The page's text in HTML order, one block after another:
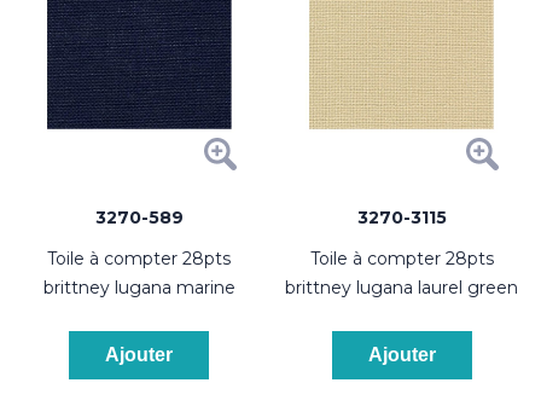
3270-589
toile à compter 28pts
brittney lugana marine
Ajouter
3270-3115
toile à compter 28pts
brittney lugana laurel green
Ajouter